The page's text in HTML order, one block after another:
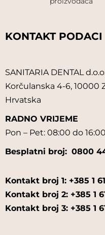
KONTAKT PODACI
SANITARIA DENTAL
Korčulanska 4-6, 10000
Hrvatska
RADNO VRIJEME
Pon – Pet: 08:00 do 16:00
Besplatni broj: 0800
Kontakt broj 1: +385 1
Kontakt broj 2: +385 1
Kontakt broj 3: +385 1